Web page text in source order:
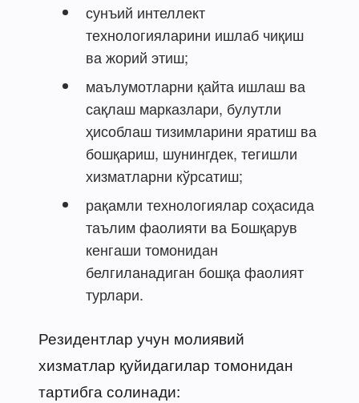
сунъий интеллект
технологияларини ишлаб чиқиш
ва жорий этиш;
маълумотларни қайта ишлаш ва
сақлаш марказлари, булутли
ҳисоблаш тизимларини яратиш ва
бошқариш, шунингдек, тегишли
хизматларни кўрсатиш;
рақамли технологиялар соҳасида
таълим фаолияти ва Бошқарув
кенгаши томонидан
белгиланадиган бошқа фаолият
турлари.
Резидентлар учун молиявий
хизматлар қуйидагилар томонидан
тартибга солинади: